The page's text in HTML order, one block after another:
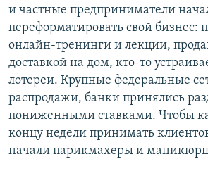
и частные предприниматели
переформатировать свой бизнес:
онлайн-тренинги и лекции,
доставкой на дом, кто-то
лотереи. Крупные федеральные
распродажи, банки принялись
пониженными ставками. Чтобы
концу недели принимать
начали парикмахеры и